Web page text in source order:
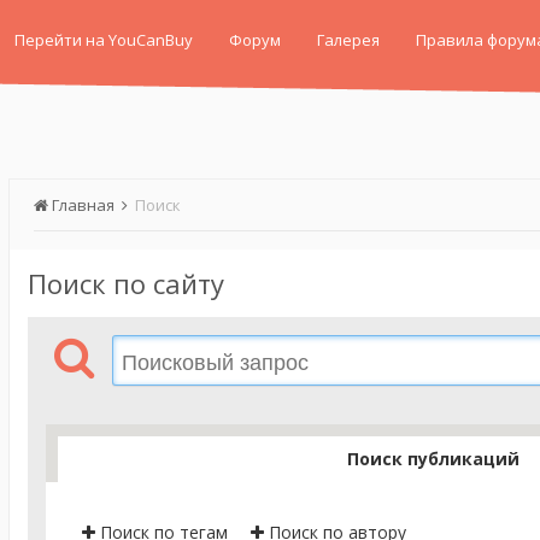
Перейти на YouCanBuy Форум Галерея Правила
Главная Поиск
Поиск по сайту
Поиск публикаций
Поиск по тегам Поиск по автору